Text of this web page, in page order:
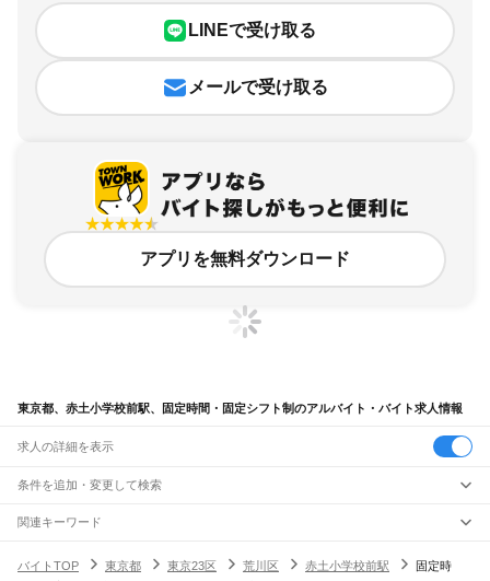
LINEで受け取る
メールで受け取る
アプリを無料ダウンロード
東京都、赤土小学校前駅、固定時間・固定シフト制のアルバイト・バイト求人情報
求人の詳細を表示
条件を追加・変更して検索
市区町村を追加・変更
東京都すべて
駅を追加・変更
関連キーワード
バイトTOP
東京都 東京23区 荒川区 赤土小学校前駅
固定時